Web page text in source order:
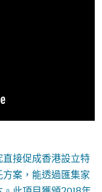
接促成香港設立特
案，能透過匯集家